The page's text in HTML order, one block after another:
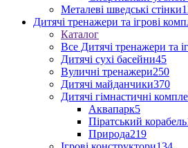
Металеві шведські стінки
Дитячі тренажери та ігрові
Каталог
Все Дитячі тренажери та
Дитячі сухі басейни45
Вуличні тренажери250
Дитячі майданчики370
Дитячі гімнастичні
Аквапарк5
Піратський корабель
Природа219